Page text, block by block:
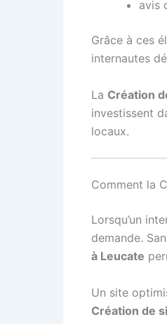
avis
Grâce à ces
internautes
La Création
investissent
locaux.
Comment la
Lorsqu’un
demande.
à Leucate
Un site
Création de